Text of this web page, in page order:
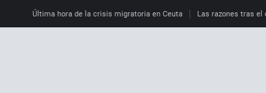
Última hora de la crisis migratoria en Ceuta Las razones tras el